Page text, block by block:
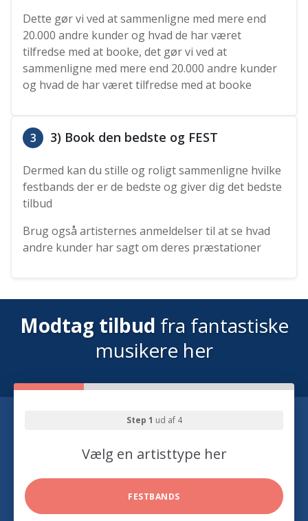
Dette gør vi ved at sammenligne med mere end
20.000 andre kunder og hvad de har været
tilfredse med at booke, det gør vi ved at
sammenligne med mere end 20.000 andre kunder
og hvad de har været tilfredse med at booke
3 3) Book den bedste og FEST
Dermed kan du stille og roligt sammenligne hvilke
festbands der er de bedste og giver dig det bedste
tilbud
Brug også artisternes anmeldelser til at se hvad
andre kunder har sagt om deres præstationer
Modtag tilbud fra fantastiske
musikere her
Step 1 ud af 4
Vælg en artisttype her
FESTBANDS